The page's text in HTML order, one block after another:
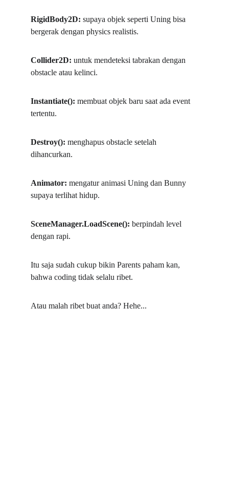
RigidBody2D: supaya objek seperti Uning bisa
bergerak dengan physics realistis.
Collider2D: untuk mendeteksi tabrakan dengan
obstacle atau kelinci.
Instantiate(): membuat objek baru saat ada event
tertentu.
Destroy(): menghapus obstacle setelah
dihancurkan.
Animator: mengatur animasi Uning dan Bunny
supaya terlihat hidup.
SceneManager.LoadScene(): berpindah level
dengan rapi.
Itu saja sudah cukup bikin Parents paham kan,
bahwa coding tidak selalu ribet.
Atau malah ribet buat anda? Hehe...